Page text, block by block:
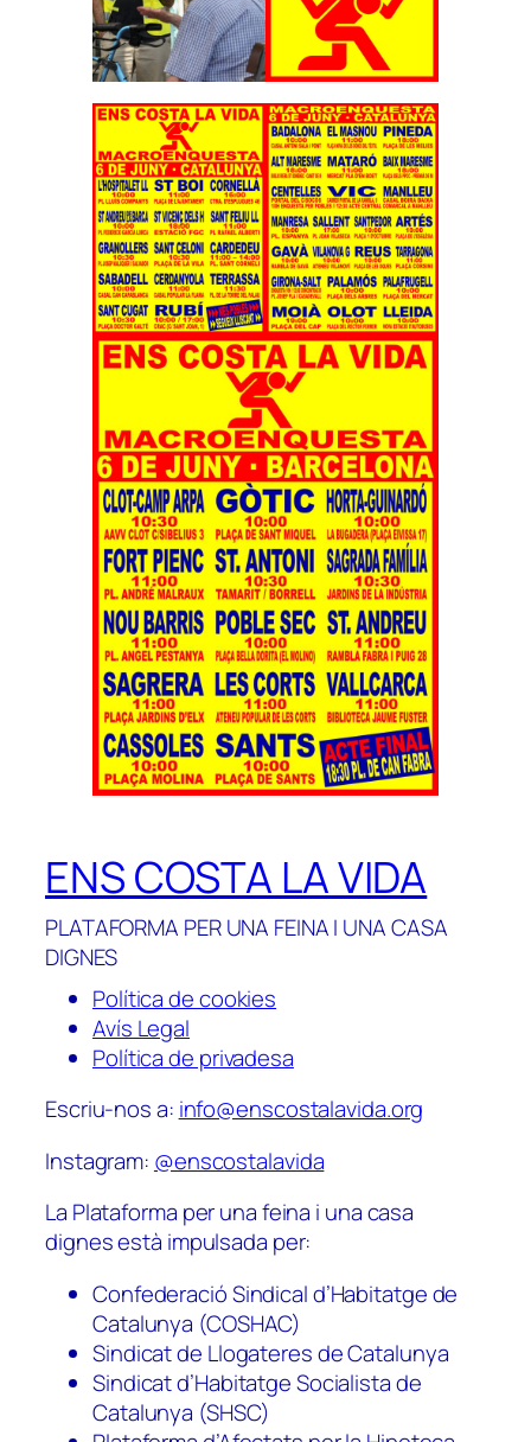
ENS COSTA LA VIDA
PLATAFORMA PER UNA FEINA I UNA CASA
DIGNES
Política de cookies
Avís Legal
Política de privadesa
Escriu-nos a: info@enscostalavida.org
Instagram: @enscostalavida
La Plataforma per una feina i una casa
dignes està impulsada per:
Confederació Sindical d’Habitatge de
Catalunya (COSHAC)
Sindicat de Llogateres de Catalunya
Sindicat d’Habitatge Socialista de
Catalunya (SHSC)